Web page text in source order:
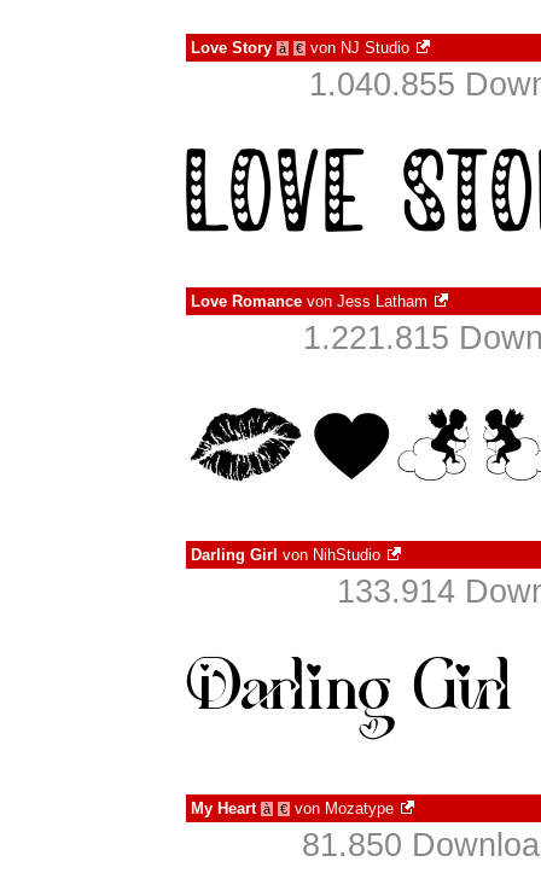
Love Story à € von NJ Studio
1.040.855
Love Romance von Jess Latham
1.221.815
Darling Girl von NihStudio
133.914
My Heart à € von Mozatype
81.850